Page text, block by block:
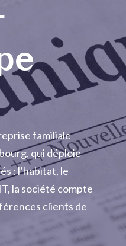
familiale
qui déploie
: l’habitat, le
la société compte
clients de